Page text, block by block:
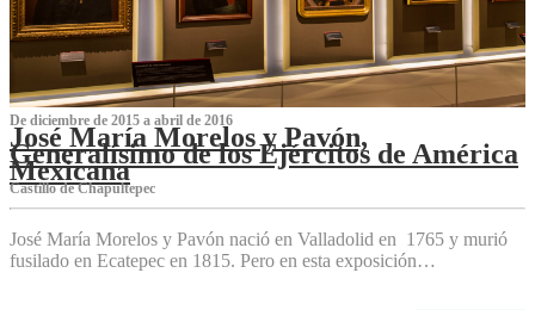
De diciembre de 2015 a abril de 2016
José María Morelos y Pavón,
Generalísimo de los Ejércitos de América
Mexicana
C‌astillo de Chapultepec
José María Morelos y Pavón nació en Valladolid en 1765 y murió
fusilado en Ecatepec en 1815. Pero en esta exposición…